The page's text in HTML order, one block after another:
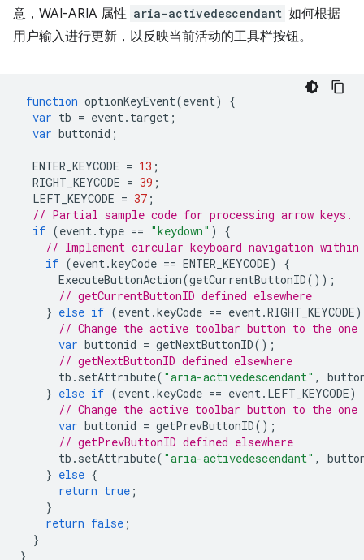
意，WAI-ARIA 属性 aria-activedescendant 如何根据
用户输入进行更新，以反映当前活动的工具栏按钮。
function optionKeyEvent(event)
{
var tb = event . target ;
var buttonid ;
ENTER_KEYCODE = 13 ;
RIGHT_KEYCODE = 39 ;
LEFT_KEYCODE = 37 ;
// Partial sample code for processing arrow keys.
if (event . type == "keydown" )
{
// Implement circular keyboard navigation
if (event .keyCode == ENTER_KEYCODE)
{
ExecuteButtonAction(getCurrentButtonID());
// getCurrentButtonID defined elsewhere
} else if (event .keyCode == event .RIGHT_KEYCODE)
// Change the active toolbar button to the
var buttonid = getNextButtonID();
// getNextButtonID defined elsewhere
tb . setAttribute( "aria-activedescendant" ,
} else if (event .keyCode == event . LEFT_KEYCODE)
// Change the active toolbar button to the
var buttonid = getPrevButtonID();
// getPrevButtonID defined elsewhere
tb . setAttribute( "aria-activedescendant" ,
} else {
return true ;
}
return false ;
}
}